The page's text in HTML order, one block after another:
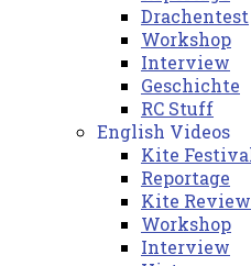
Drachentest
Workshop
Interview
Geschichte
RC Stuff
English Videos
Kite
Reportage
Kite Review
Workshop
Interview